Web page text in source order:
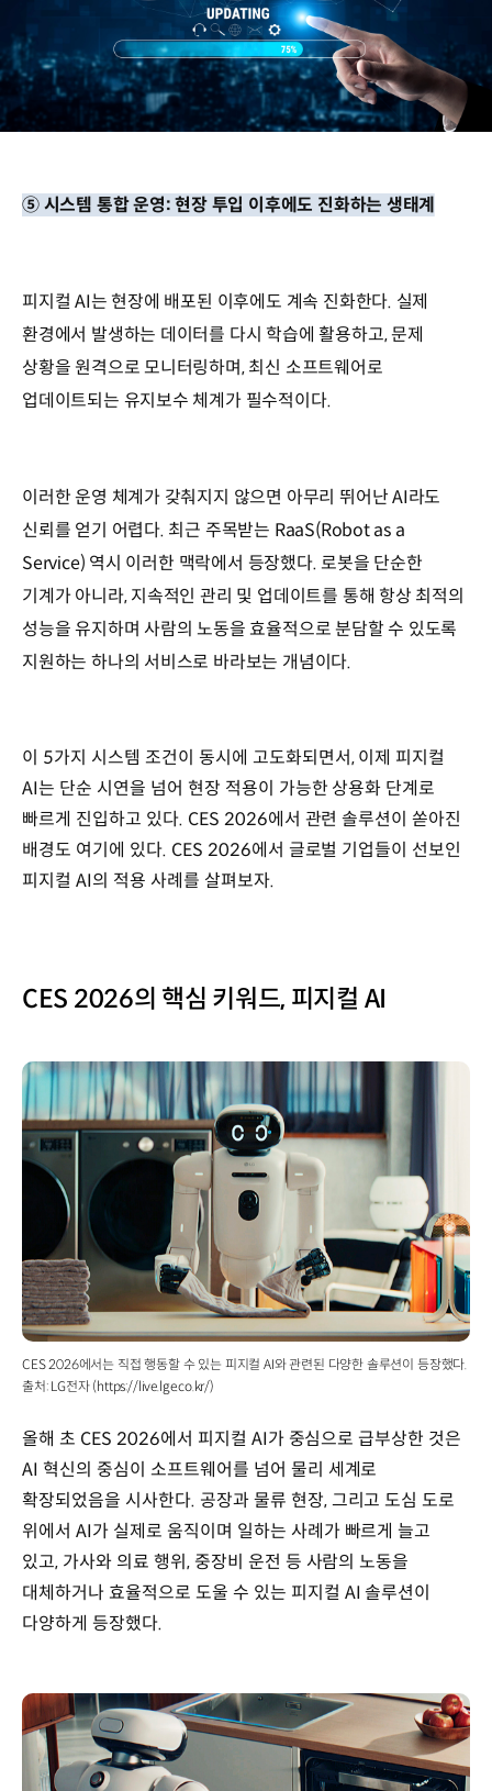
⑤ 시스템 통합 운영: 현장 투입 이후에도 진화하는 생태계
피지컬 AI는 현장에 배포된 이후에도 계속 진화한다. 실제
환경에서 발생하는 데이터를 다시 학습에 활용하고, 문제
상황을 원격으로 모니터링하며, 최신 소프트웨어로
업데이트되는 유지보수 체계가 필수적이다.
이러한 운영 체계가 갖춰지지 않으면 아무리 뛰어난 AI라도
신뢰를 얻기 어렵다. 최근 주목받는 RaaS(Robot as a
Service) 역시 이러한 맥락에서 등장했다. 로봇을 단순한
기계가 아니라, 지속적인 관리 및 업데이트를 통해 항상 최적의
성능을 유지하며 사람의 노동을 효율적으로 분담할 수 있도록
지원하는 하나의 서비스로 바라보는 개념이다.
이 5가지 시스템 조건이 동시에 고도화되면서, 이제 피지컬
AI는 단순 시연을 넘어 현장 적용이 가능한 상용화 단계로
빠르게 진입하고 있다. CES 2026에서 관련 솔루션이 쏟아진
배경도 여기에 있다. CES 2026에서 글로벌 기업들이 선보인
피지컬 AI의 적용 사례를 살펴보자.
CES 2026의 핵심 키워드, 피지컬 AI
CES 2026에서는 직접 행동할 수 있는 피지컬 AI와 관련된 다양한 솔루션이 등장했다.
출처: LG전자 (https://live.lge.co.kr/)
올해 초 CES 2026에서 피지컬 AI가 중심으로 급부상한 것은
AI 혁신의 중심이 소프트웨어를 넘어 물리 세계로
확장되었음을 시사한다. 공장과 물류 현장, 그리고 도심 도로
위에서 AI가 실제로 움직이며 일하는 사례가 빠르게 늘고
있고, 가사와 의료 행위, 중장비 운전 등 사람의 노동을
대체하거나 효율적으로 도울 수 있는 피지컬 AI 솔루션이
다양하게 등장했다.